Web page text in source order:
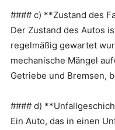
#### c) **Zustand des
Der Zustand des Autos
regelmäßig gewartet
mechanische Mängel
Getriebe und Bremsen,
#### d)
Ein Auto, das in einen